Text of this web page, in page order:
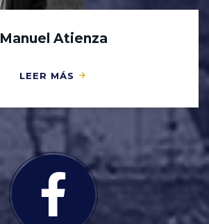
Manuel Atienza
LEER MÁS